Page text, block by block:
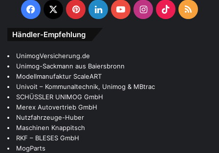
Facebook
X PinterestLinkedInYouTubeInstagram
TikTokRSS
Händler-Empfehlung
UnimogVersicherung.de
Unimog-Sackmann aus Baiersbronn
Modellmanufaktur ScaleART
Univoit – Kommunaltechnik, Unimog & MBtrac
SCHÜSSLER UNIMOG GmbH
Merex Autovertrieb GmbH
Nutzfahrzeuge-Huber
Maschinen Knappitsch
RKF – BLESES GmbH
MogParts